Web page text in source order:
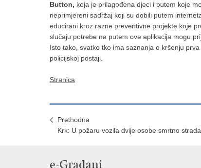
Button, koja je prilagođena djeci i putem koje
neprimjereni sadržaj koji su dobili putem
educirani kroz razne preventivne projekte koje
slučaju potrebe na putem ove aplikacija mogu
Isto tako, svatko tko ima saznanja o kršenju
policijskoj postaji.
Stranica
Prethodna
Krk: U požaru vozila dvije osobe smrtno
e-Građani